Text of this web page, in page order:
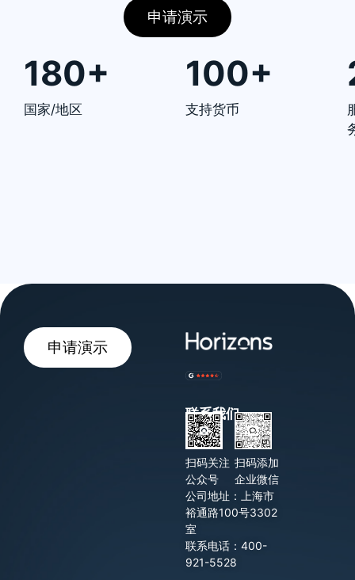
申请演示
180+
国家/地区
100+
支持货币
申请演示
联系我们
扫码关注
公众号
扫码添加
企业微信
公司地址：上海市
裕通路100号3302
室
联系电话：400-
921-5528